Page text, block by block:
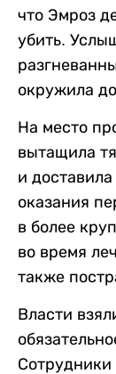
что Эмроз
убить.
окружила
На место
вытащила
и
оказания
в более
во время
также
Власти